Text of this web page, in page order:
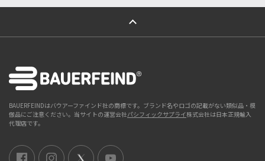
ページトップへ
BAUERFEINDはバウアーファインド社の商標です。ブランド名やロゴの記載がない類似品・模
倣品にご注意ください。当サイトの運営会社パシフィックサプライ株式会社は日本正規輸入
代理店です。